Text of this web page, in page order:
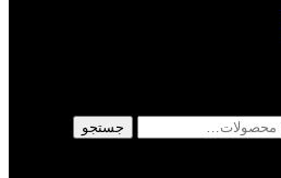
جستجو